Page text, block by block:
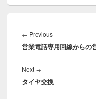
稿
ナ
ゲ
ー
シ
← PreviousPrevious
post:
営業電話専用回線からの
Next →
post:
タイヤ交換